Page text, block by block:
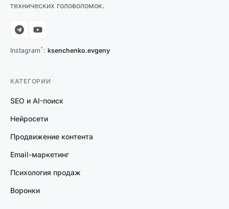
технических головоломок.
Instagram*: ksenchenko.evgeny
КАТЕГОРИИ
SEO и AI-поиск
Нейросети
Продвижение контента
Email-маркетинг
Психология продаж
Воронки